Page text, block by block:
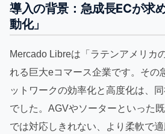
導入の背景：急成長ECが求
動化」
Mercado Libreは「ラテンアメリカ
れる巨大eコマース企業です。その
ットワークの効率化と高度化は、
でした。AGVやソーターといった
では対応しきれない、より柔軟で